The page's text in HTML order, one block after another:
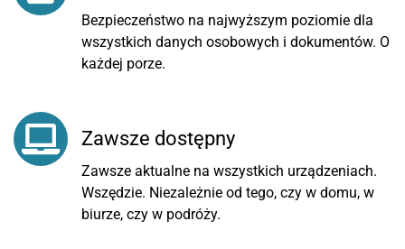
Bezpieczeństwo na najwyższym poziomie dla
wszystkich danych osobowych i dokumentów. O
każdej porze.
Zawsze dostępny
Zawsze aktualne na wszystkich urządzeniach.
Wszędzie. Niezależnie od tego, czy w domu, w
biurze, czy w podróży.